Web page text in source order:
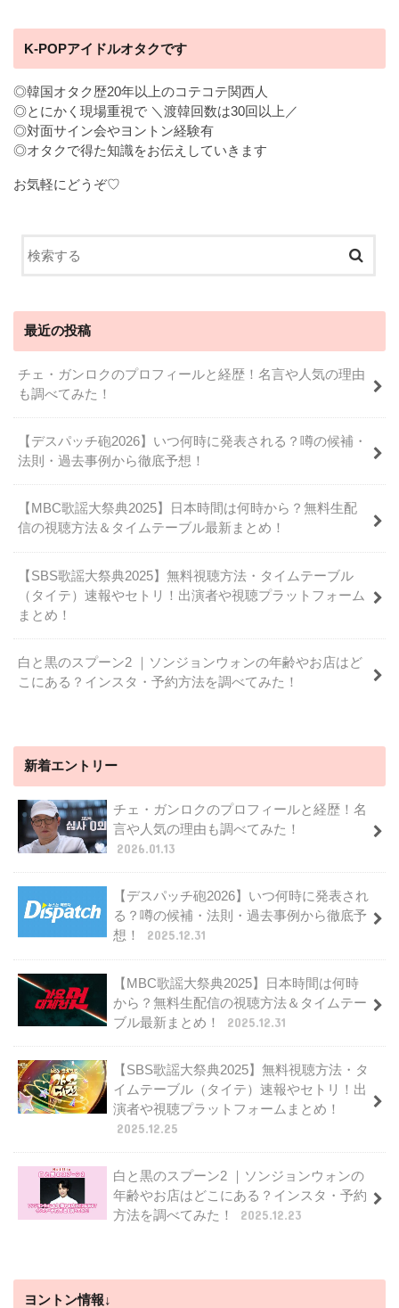
K-POPアイドルオタクです
◎韓国オタク歴20年以上のコテコテ関西人
◎とにかく現場重視で ＼渡韓回数は30回以上／
◎対面サイン会やヨントン経験有
◎オタクで得た知識をお伝えしていきます
お気軽にどうぞ♡
最近の投稿
チェ・ガンロクのプロフィールと経歴！名言や人気の理由
も調べてみた！
【デスパッチ砲2026】いつ何時に発表される？噂の候補・
法則・過去事例から徹底予想！
【MBC歌謡大祭典2025】日本時間は何時から？無料生配
信の視聴方法＆タイムテーブル最新まとめ！
【SBS歌謡大祭典2025】無料視聴方法・タイムテーブル
（タイテ）速報やセトリ！出演者や視聴プラットフォーム
まとめ！
白と黒のスプーン2 ｜ソンジョンウォンの年齢やお店はど
こにある？インスタ・予約方法を調べてみた！
新着エントリー
チェ・ガンロクのプロフィールと経歴！名
言や人気の理由も調べてみた！
2026.01.13
【デスパッチ砲2026】いつ何時に発表され
る？噂の候補・法則・過去事例から徹底予
想！
2025.12.31
【MBC歌謡大祭典2025】日本時間は何時
から？無料生配信の視聴方法＆タイムテー
ブル最新まとめ！
2025.12.31
【SBS歌謡大祭典2025】無料視聴方法・タ
イムテーブル（タイテ）速報やセトリ！出
演者や視聴プラットフォームまとめ！
2025.12.25
白と黒のスプーン2 ｜ソンジョンウォンの
年齢やお店はどこにある？インスタ・予約
方法を調べてみた！
2025.12.23
ヨントン情報↓